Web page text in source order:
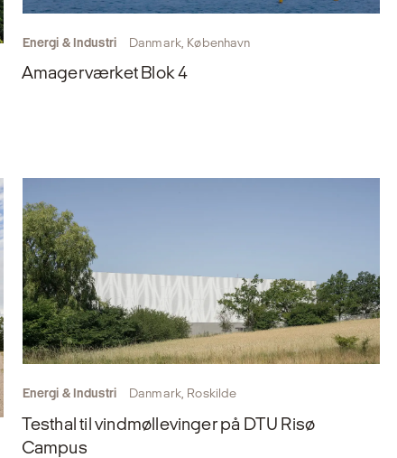
Energi & Industri Danmark, København
Amagerværket Blok 4
Energi & Industri Danmark, Roskilde
Testhal til vindmøllevinger på DTU Risø
Campus